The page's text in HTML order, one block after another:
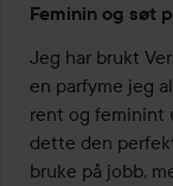
5
av
5
Feminin og søt
Jeg har brukt
en parfyme jeg
rent og feminint
dette den
bruke på jobb,